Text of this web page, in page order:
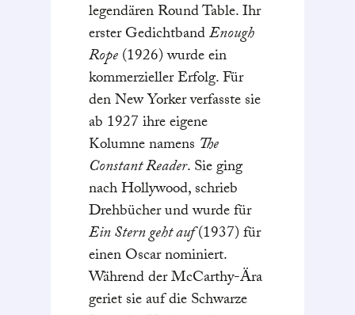
legendären Round Table. Ihr
erster GedichtbandEnough
Rope(1926) wurde ein
kommerzieller Erfolg. Für
den New Yorker verfasste sie
ab 1927 ihre eigene
Kolumne namens The
Constant Reader. Sie ging
nach Hollywood, schrieb
Drehbücher und wurde für
Ein Stern geht auf(1937) für
einen Oscar nominiert.
Während der McCarthy-Ära
geriet sie auf die Schwarze